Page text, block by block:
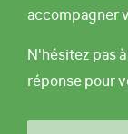
accompagner
N'hésitez pas
réponse pour